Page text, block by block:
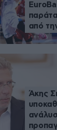
από
Άκης